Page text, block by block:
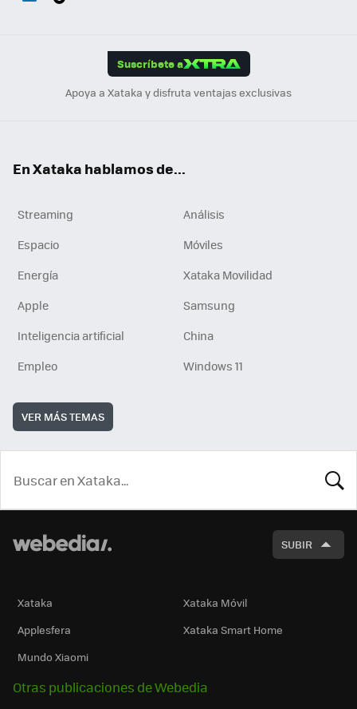
Suscríbete a
Apoya a Xataka y disfruta ventajas exclusivas
En Xataka hablamos de...
Streaming
Análisis
Espacio
Móviles
Energía
Xataka Movilidad
Apple
Samsung
Inteligencia artificial
China
Empleo
Windows 11
VER MÁS TEMAS
SUBIR
Xataka
Xataka Móvil
Applesfera
Xataka Smart Home
Mundo Xiaomi
Otras publicaciones de Webedia